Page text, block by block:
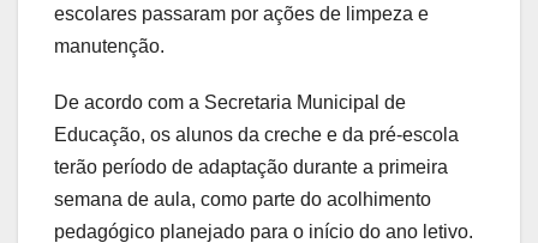
escolares passaram por ações de limpeza e
manutenção.
De acordo com a Secretaria Municipal de
Educação, os alunos da creche e da pré-escola
terão período de adaptação durante a primeira
semana de aula, como parte do acolhimento
pedagógico planejado para o início do ano letivo.